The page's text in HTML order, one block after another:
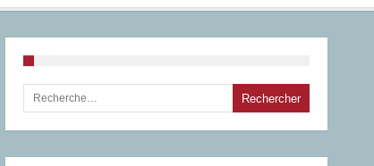
Rechercher :